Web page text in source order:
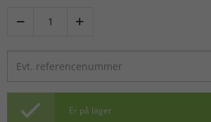
 
 Er på lager